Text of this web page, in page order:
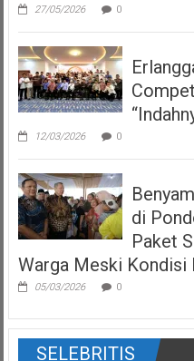
27/05/2026 0
12/03/2026 0
di
Paket
Warga Meski Kondisi
05/03/2026 0
SELEBRITIS